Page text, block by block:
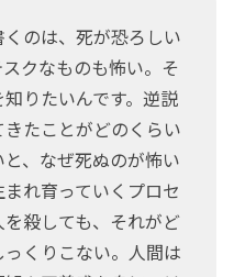
のは、死が恐ろしい
クなものも怖い。そ
りたいんです。逆説
たことがどのくらい
、なぜ死ぬのが怖い
れ育っていくプロセ
殺しても、それがど
くりこない。人間は